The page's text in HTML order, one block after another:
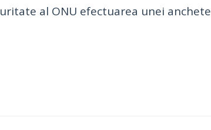
al ONU efectuarea unei anchete